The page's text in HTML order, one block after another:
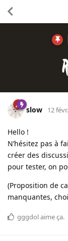
slow 12
Hello !
N’hésitez pas à
créer des
pour tester, on
(Proposition de
manquantes,
gggdolaime ça.